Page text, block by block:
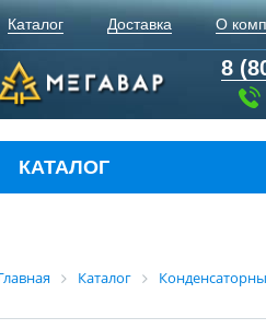
Каталог Доставка О
8
КАТАЛОГ
Каталог